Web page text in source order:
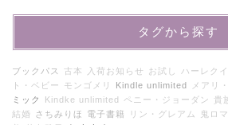
タグから探す
ブックパス 古本 入荷お知らせ お試し ハーレク
ト・ベビー
モンゴメリ Kindle unlimited メアリ
ミック
Kindke unlimited ペニー・ジョーダン 貴
結婚
さちみりほ 電子書籍 リン・グレアム 鬼ロマ